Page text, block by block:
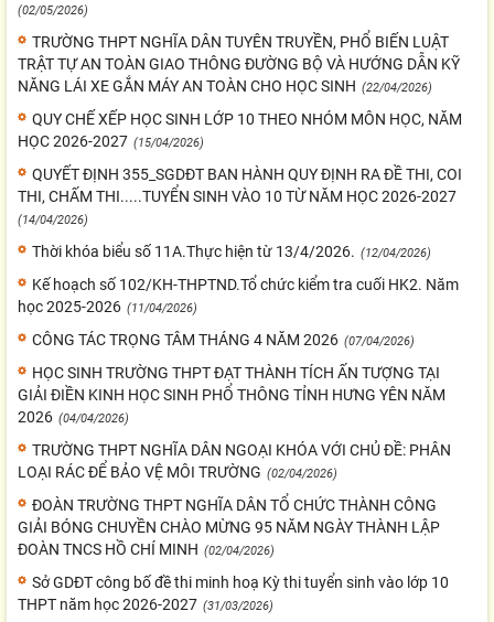
(02/05/2026)
TRƯỜNG THPT NGHĨA DÂN TUYÊN TRUYỀN, PHỔ BIẾN LUẬT
TRẬT TỰ AN TOÀN GIAO THÔNG ĐƯỜNG BỘ VÀ HƯỚNG DẪN KỸ
NĂNG LÁI XE GẮN MÁY AN TOÀN CHO HỌC SINH (22/04/2026)
QUY CHẾ XẾP HỌC SINH LỚP 10 THEO NHÓM MÔN HỌC, NĂM
HỌC 2026-2027 (15/04/2026)
QUYẾT ĐỊNH 355_SGDĐT BAN HÀNH QUY ĐỊNH RA ĐỀ THI, COI
THI, CHẤM THI.....TUYỂN SINH VÀO 10 TỪ NĂM HỌC 2026-2027
(14/04/2026)
Thời khóa biểu số 11A.Thực hiện từ 13/4/2026. (12/04/2026)
Kế hoạch số 102/KH-THPTND.Tổ chức kiểm tra cuối HK2. Năm
học 2025-2026 (11/04/2026)
CÔNG TÁC TRỌNG TÂM THÁNG 4 NĂM 2026 (07/04/2026)
HỌC SINH TRƯỜNG THPT ĐẠT THÀNH TÍCH ẤN TƯỢNG TẠI
GIẢI ĐIỀN KINH HỌC SINH PHỔ THÔNG TỈNH HƯNG YÊN NĂM
2026 (04/04/2026)
TRƯỜNG THPT NGHĨA DÂN NGOẠI KHÓA VỚI CHỦ ĐỀ: PHÂN
LOẠI RÁC ĐỂ BẢO VỆ MÔI TRƯỜNG (02/04/2026)
ĐOÀN TRƯỜNG THPT NGHĨA DÂN TỔ CHỨC THÀNH CÔNG
GIẢI BÓNG CHUYỀN CHÀO MỪNG 95 NĂM NGÀY THÀNH LẬP
ĐOÀN TNCS HỒ CHÍ MINH (02/04/2026)
Sở GDĐT công bố đề thi minh hoạ Kỳ thi tuyển sinh vào lớp 10
THPT năm học 2026-2027 (31/03/2026)